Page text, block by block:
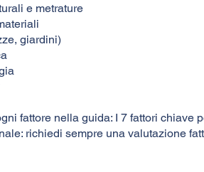
e metrature
giardini)
fattore nella guida: I 7 fattori chiave
richiedi sempre una valutazione